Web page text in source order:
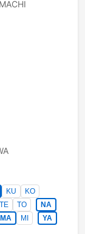
KU
KO
TE TO
NA
MA MI
YA